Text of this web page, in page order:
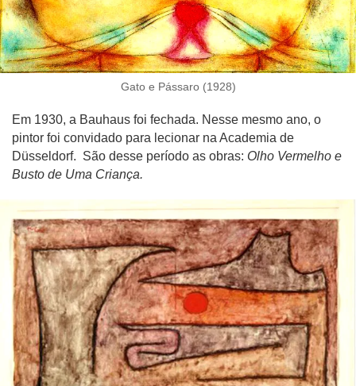
Gato e Pássaro (1928)
Em 1930, a Bauhaus foi fechada. Nesse mesmo ano, o
pintor foi convidado para lecionar na Academia de
Düsseldorf. São desse período as obras: Olho Vermelho e
Busto de Uma Criança.